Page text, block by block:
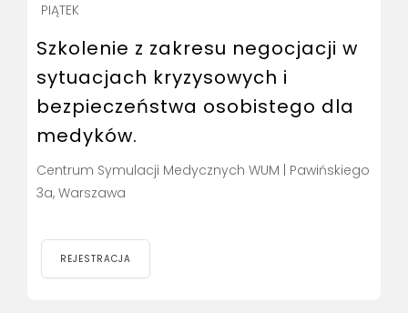
Kontakt
PIĄTEK
Szkolenie z zakresu negocjacji w
sytuacjach kryzysowych i
bezpieczeństwa osobistego dla
medyków.
Centrum Symulacji Medycznych WUM | Pawińskiego
3a, Warszawa
REJESTRACJA